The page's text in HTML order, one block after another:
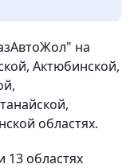
на
Актюбинской,
областях.
13 областях